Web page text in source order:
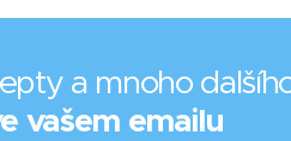
a mnoho
vašem emailu